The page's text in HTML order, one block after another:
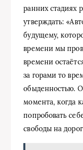
ранних стадиях
утверждать:
будущему,
времени мы
времени
за горами то
обыденностью.
момента, когда
попробовать
свободы на